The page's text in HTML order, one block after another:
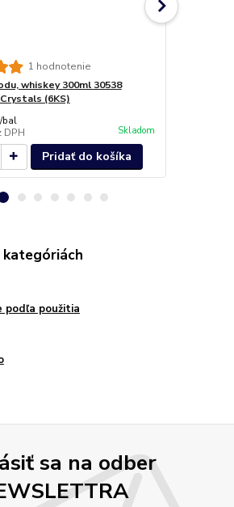
1 hodnotenie
whiskey 300ml 30538
(6KS)
/bal
DPH Skladom
Pridať do košíka
podľa použitia
sa na odber